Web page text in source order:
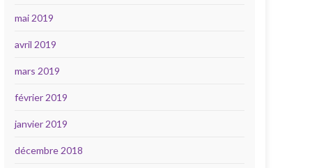
mai 2019
avril 2019
mars 2019
février 2019
janvier 2019
décembre 2018